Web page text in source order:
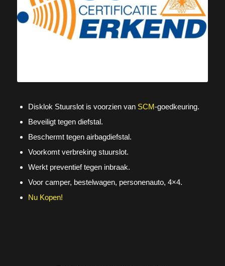
Disklok Stuurslot is voorzien van SCM-goedkeuring.
Beveiligt tegen diefstal.
Beschermt tegen airbagdiefstal.
Voorkomt verbreking stuurslot.
Werkt preventief tegen inbraak.
Voor camper, bestelwagen, personenauto, 4×4.
Nu Kopen!